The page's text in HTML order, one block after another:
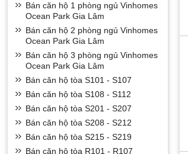
Bán căn hộ 1 phòng ngủ Vinhomes
Ocean Park Gia Lâm
Bán căn hộ 2 phòng ngủ Vinhomes
Ocean Park Gia Lâm
Bán căn hộ 3 phòng ngủ Vinhomes
Ocean Park Gia Lâm
Bán căn hộ tòa S101 - S107
Bán căn hộ tòa S108 - S112
Bán căn hộ tòa S201 - S207
Bán căn hộ tòa S208 - S212
Bán căn hộ tòa S215 - S219
Bán căn hộ tòa R101 - R107